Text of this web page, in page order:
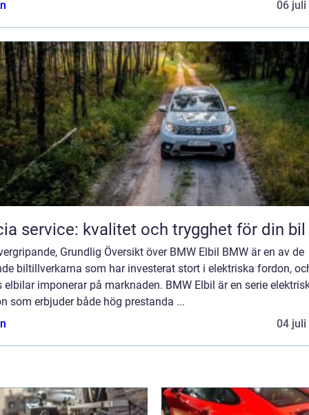
06 juli
service: kvalitet och trygghet för din bil
Grundlig Översikt över BMW Elbil BMW är en av de
biltillverkarna som har investerat stort i elektriska fordon,
elbilar imponerar på marknaden. BMW Elbil är en serie
som erbjuder både hög prestanda ...
04 juli